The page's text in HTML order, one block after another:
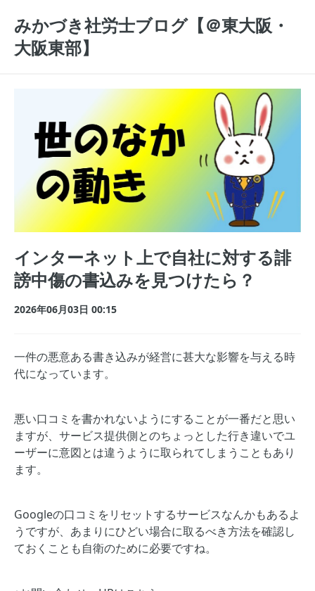
みかづき社労士ブログ【＠東大阪・
大阪東部】
インターネット上で自社に対する誹
謗中傷の書込みを見つけたら？
2026年06月03日 00:15
一件の悪意ある書き込みが経営に甚大な影響を与える時
代になっています。
悪い口コミを書かれないようにすることが一番だと思い
ますが、サービス提供側とのちょっとした行き違いでユ
ーザーに意図とは違うように取られてしまうこともあり
ます。
Googleの口コミをリセットするサービスなんかもあるよ
うですが、あまりにひどい場合に取るべき方法を確認し
ておくことも自衛のために必要ですね。